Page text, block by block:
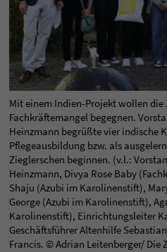
Mit einem Indien-Projekt wollen die
Fachkräftemangel begegnen.
Heinzmann begrüßte vier indische
Pflegeausbildung bzw. als
Zieglerschen beginnen. (v.l.:
Heinzmann, Divya Rose Baby
Shaju (Azubi im Karolinenstift),
George (Azubi im Karolinenstift),
Karolinenstift), Einrichtungsleiter
Geschäftsführer Altenhilfe
Francis. © Adrian Leitenberger/ Die